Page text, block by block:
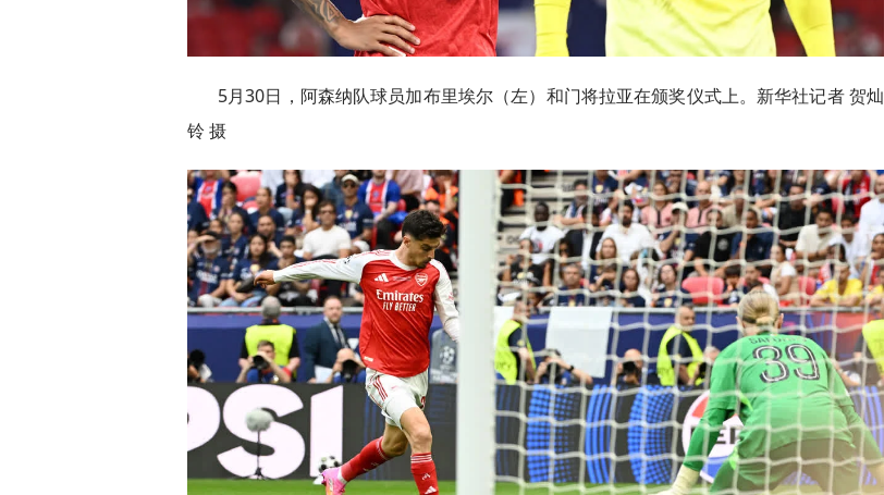
5月30日，阿森纳队球员加布里埃尔（左）和门将拉亚在颁奖仪式上。新华社记者 贺灿
铃 摄